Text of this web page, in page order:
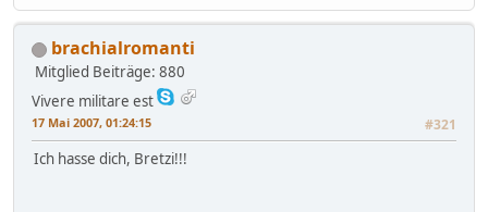
brachialromanti
Mitglied Beiträge: 880
Vivere militare est
17 Mai 2007, 01:24:15 #321
Ich hasse dich, Bretzi!!!